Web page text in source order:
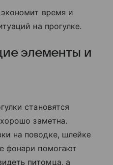
время и
на прогулке.
элементы и
становятся
заметна.
на поводке, шлейке
фонари помогают
питомца, а